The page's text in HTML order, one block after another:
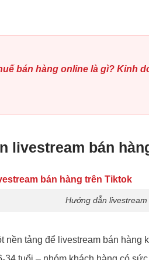
bán hàng online là gì? Kinh
livestream bán
Hướng dẫn
nền tảng để livestream bán